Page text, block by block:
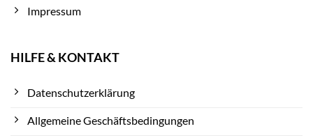
Impressum
HILFE & KONTAKT
Datenschutzerklärung
Allgemeine Geschäftsbedingungen